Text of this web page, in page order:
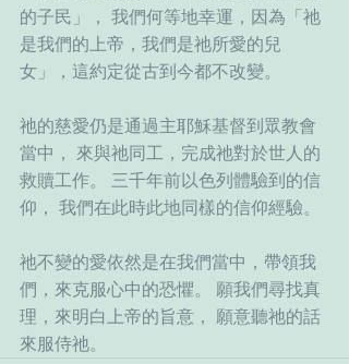
的子民」， 我們何等地幸運，因為「祂
是我們的上帝，我們是祂所愛的兒
女」，這約定從古到今都不改變。
祂的慈愛仍是通過主耶穌基督到眾教會
當中， 來與祂同工，完成祂對於世人的
救贖工作。 三千年前以色列體驗到的信
仰， 我們在此時此地同樣的信仰經驗。
祂不變的愛依然是在我們當中，帶領我
們，來克服心中的恐懼。 願我們尋找真
理，來明白上帝的旨意， 願意聽祂的話
來服侍祂。